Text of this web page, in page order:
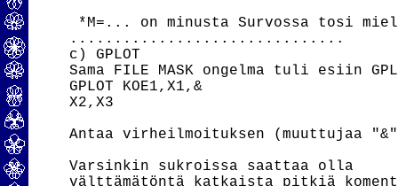
*M=... on minusta Survossa tosi
...............................
c) GPLOT
Sama FILE MASK ongelma tuli esiin
GPLOT KOE1,X1,&
X2,X3
Antaa virheilmoituksen (muuttujaa
Varsinkin sukroissa saattaa olla
välttämätöntä katkaista pitkiä